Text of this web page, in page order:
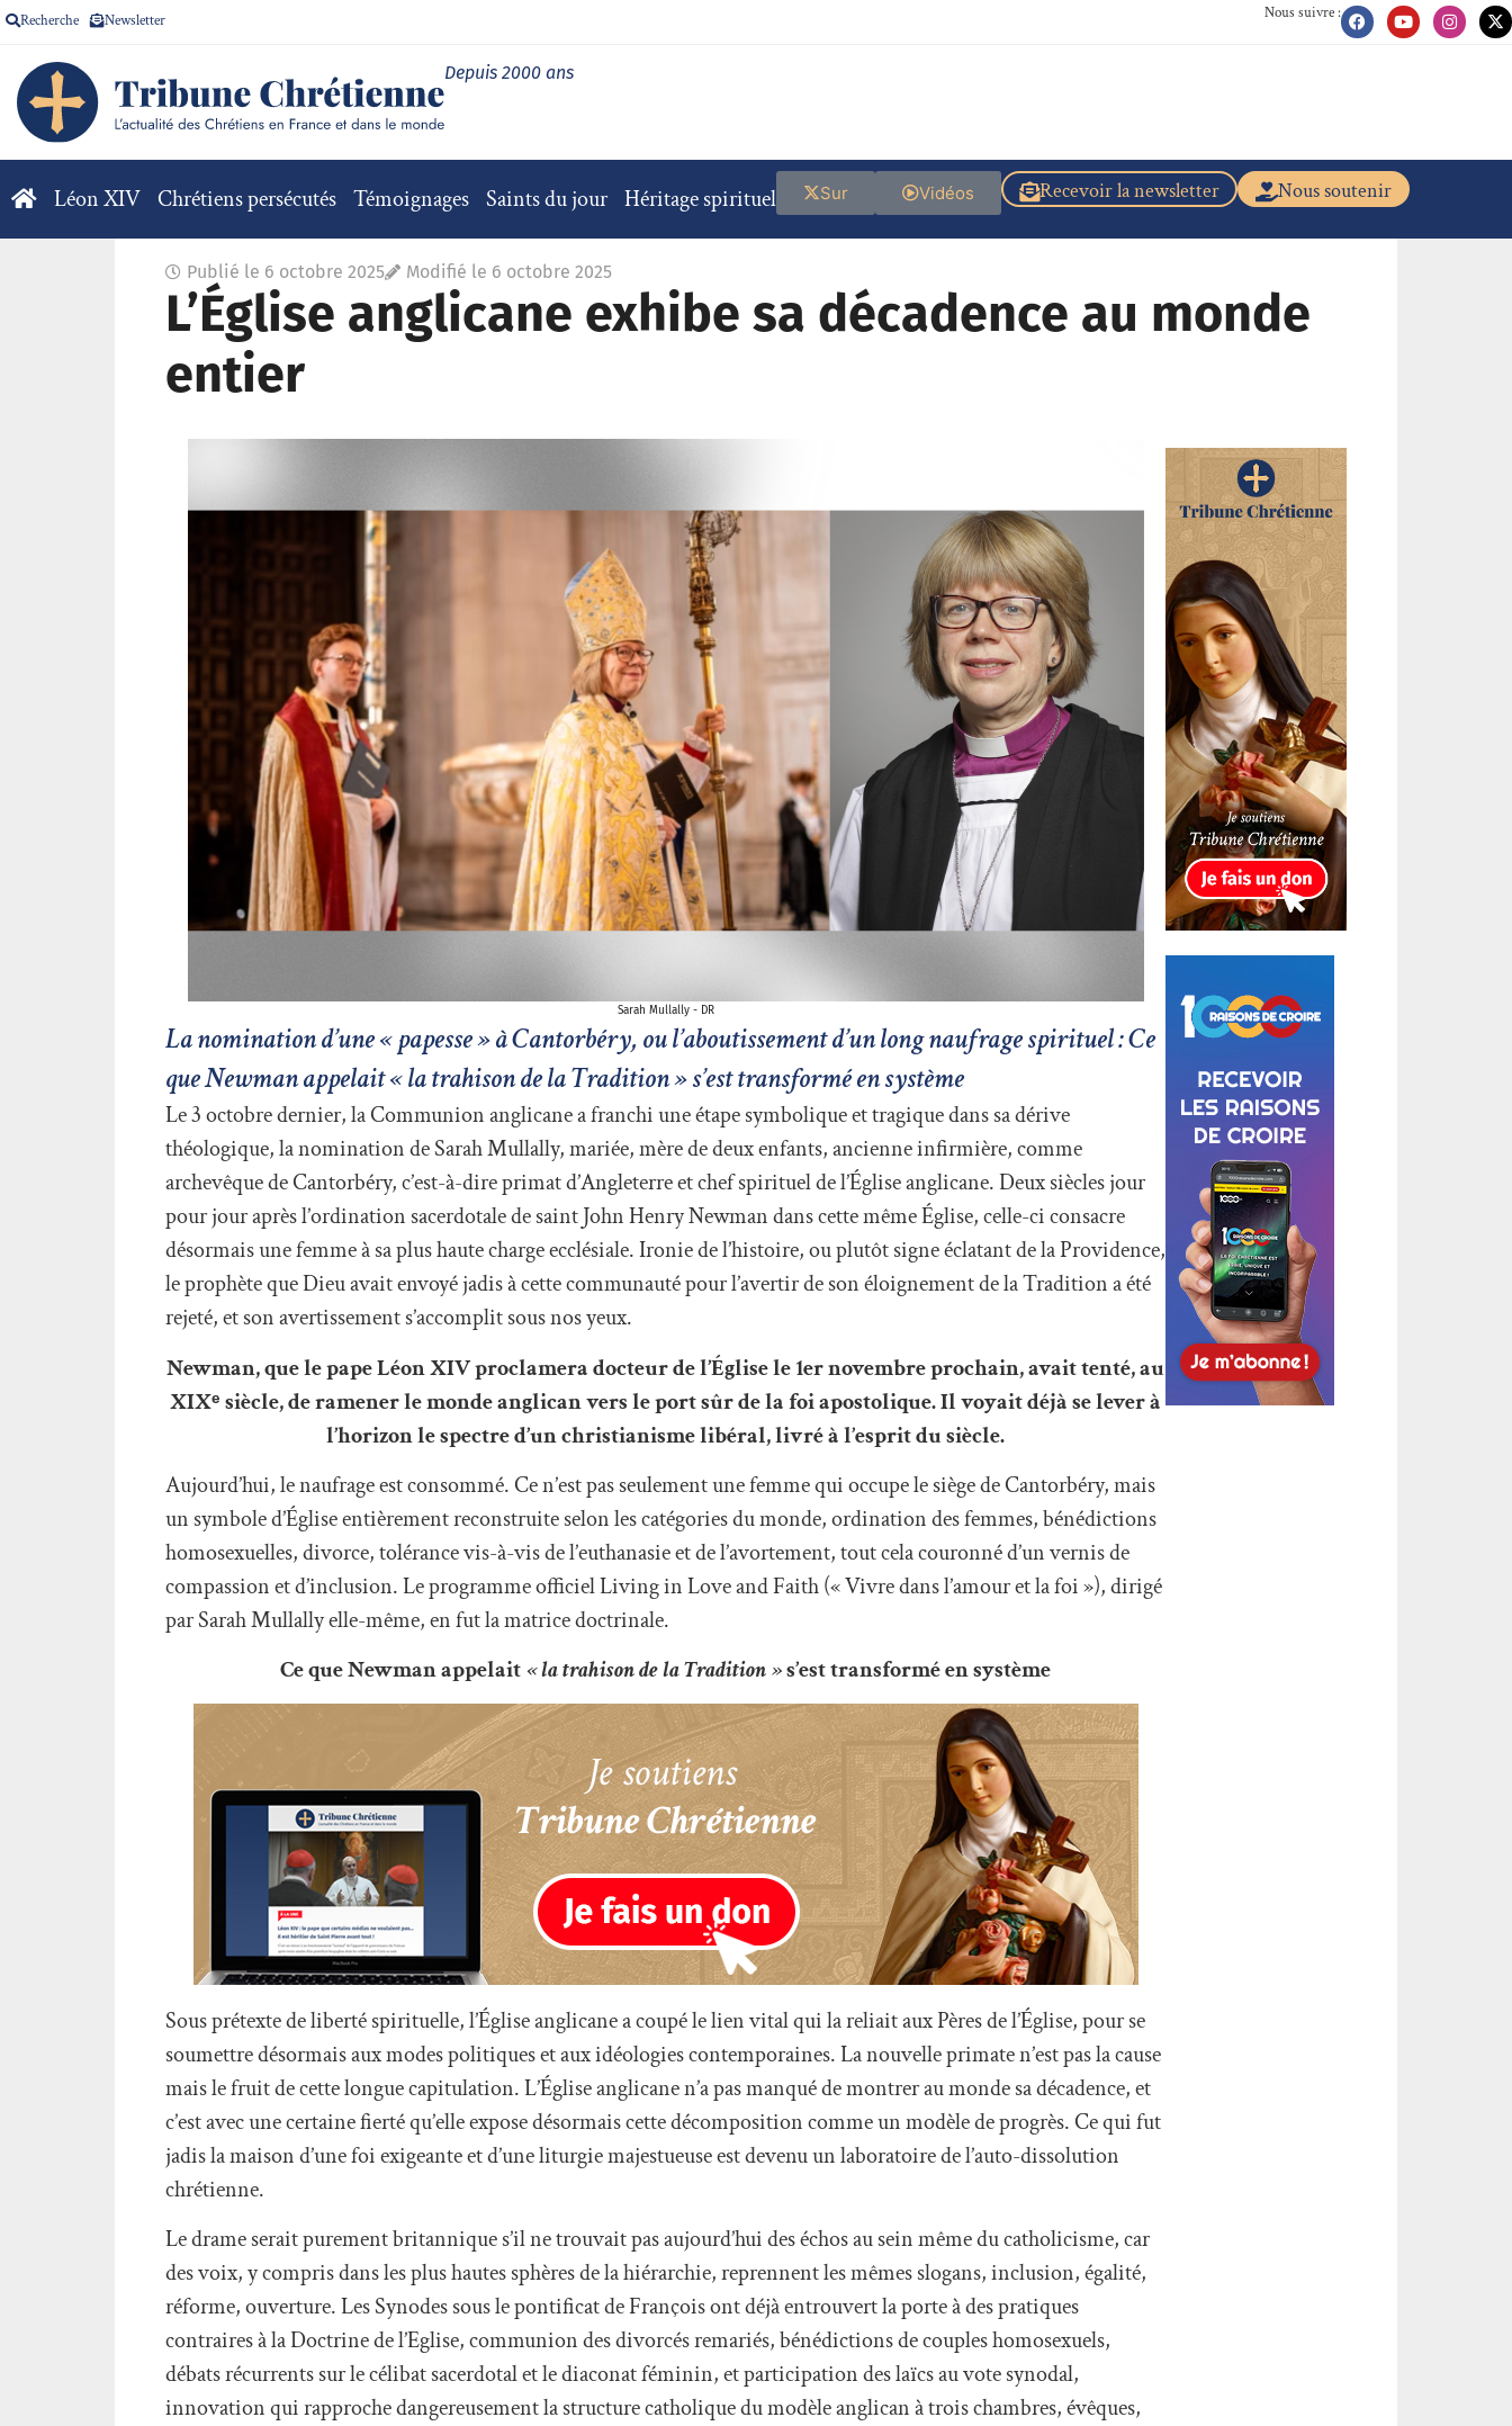
Recherche Newsletter Nous suivre :
Depuis 2000 ans
Léon XIV Chrétiens persécutés Témoignages Saints du jour Héritage spirituel Nous soutenir
Recevoir la newsletter
Vidéos
Sur
Publié le 6 octobre 2025 Modifié le 6 octobre 2025
L’Église anglicane exhibe sa décadence au monde
entier
Sarah Mullally - DR
La nomination d’une « papesse » à Cantorbéry, ou l’aboutissement d’un long naufrage spirituel : Ce
que Newman appelait « la trahison de la Tradition » s’est transformé en système
Le 3 octobre dernier, la Communion anglicane a franchi une étape symbolique et tragique dans sa dérive
théologique, la nomination de Sarah Mullally, mariée, mère de deux enfants, ancienne infirmière, comme
archevêque de Cantorbéry, c’est-à-dire primat d’Angleterre et chef spirituel de l’Église anglicane. Deux siècles jour
pour jour après l’ordination sacerdotale de saint John Henry Newman dans cette même Église, celle-ci consacre
désormais une femme à sa plus haute charge ecclésiale. Ironie de l’histoire, ou plutôt signe éclatant de la Providence,
le prophète que Dieu avait envoyé jadis à cette communauté pour l’avertir de son éloignement de la Tradition a été
rejeté, et son avertissement s’accomplit sous nos yeux.
Newman, que le pape Léon XIV proclamera docteur de l’Église le 1er novembre prochain, avait tenté, au
XIXᵉ siècle, de ramener le monde anglican vers le port sûr de la foi apostolique. Il voyait déjà se lever à
l’horizon le spectre d’un christianisme libéral, livré à l’esprit du siècle.
Aujourd’hui, le naufrage est consommé. Ce n’est pas seulement une femme qui occupe le siège de Cantorbéry, mais
un symbole d’Église entièrement reconstruite selon les catégories du monde, ordination des femmes, bénédictions
homosexuelles, divorce, tolérance vis-à-vis de l’euthanasie et de l’avortement, tout cela couronné d’un vernis de
compassion et d’inclusion. Le programme officiel Living in Love and Faith (« Vivre dans l’amour et la foi »), dirigé
par Sarah Mullally elle-même, en fut la matrice doctrinale.
Ce que Newman appelait« la trahison de la Tradition »s’est transformé en système
Sous prétexte de liberté spirituelle, l’Église anglicane a coupé le lien vital qui la reliait aux Pères de l’Église, pour se
soumettre désormais aux modes politiques et aux idéologies contemporaines. La nouvelle primate n’est pas la cause
mais le fruit de cette longue capitulation. L’Église anglicane n’a pas manqué de montrer au monde sa décadence, et
c’est avec une certaine fierté qu’elle expose désormais cette décomposition comme un modèle de progrès. Ce qui fut
jadis la maison d’une foi exigeante et d’une liturgie majestueuse est devenu un laboratoire de l’auto-dissolution
chrétienne.
Le drame serait purement britannique s’il ne trouvait pas aujourd’hui des échos au sein même du catholicisme, car
des voix, y compris dans les plus hautes sphères de la hiérarchie, reprennent les mêmes slogans, inclusion, égalité,
réforme, ouverture. Les Synodes sous le pontificat de François ont déjà entrouvert la porte à des pratiques
contraires à la Doctrine de l’Eglise, communion des divorcés remariés, bénédictions de couples homosexuels,
débats récurrents sur le célibat sacerdotal et le diaconat féminin, et participation des laïcs au vote synodal,
innovation qui rapproche dangereusement la structure catholique du modèle anglican à trois chambres, évêques,